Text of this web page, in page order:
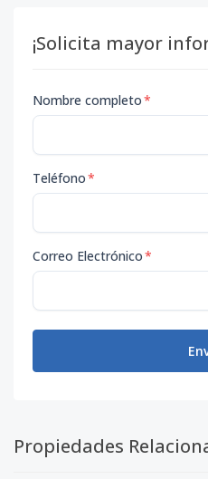
¡Solicita mayor
Nombre completo*
Teléfono*
Correo Electrónico*
Propiedades